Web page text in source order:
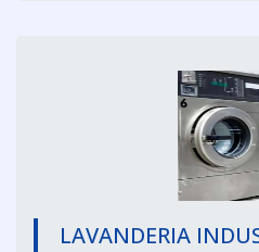
LAVANDERIA